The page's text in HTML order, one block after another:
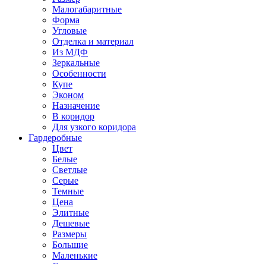
Малогабаритные
Форма
Угловые
Отделка и материал
Из МДФ
Зеркальные
Особенности
Купе
Эконом
Назначение
В коридор
Для узкого коридора
Гардеробные
Цвет
Белые
Светлые
Серые
Темные
Цена
Элитные
Дешевые
Размеры
Большие
Маленькие